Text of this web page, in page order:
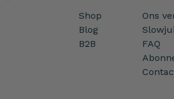
Shop
Blog
B2B
Ons
FAQ